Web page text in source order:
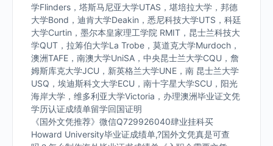
学Flinders，塔斯马尼亚大学UTAS，堪培拉大学，邦德
大学Bond，迪肯大学Deakin，悉尼科技大学UTS，科廷
大学Curtin，墨尔本皇家理工学院 RMIT，昆士兰科技大
学QUT，拉筹伯大学La Trobe，莫道克大学Murdoch，
澳洲TAFE，南澳大学UniSA，中央昆士兰大学CQU，詹
姆斯库克大学JCU，新英格兰大学UNE，南 昆士兰大学
USQ，埃迪斯科文大学ECU，南十字星大学SCU，阳光
海岸大学，维多利亚大学Victoria，办理澳洲毕业证文凭
学历认证成绩单留学回国证明
《国外文凭推荐》微信Q729926040肆业挂科买
Howard University毕业证成绩单,?国外文凭真是可查